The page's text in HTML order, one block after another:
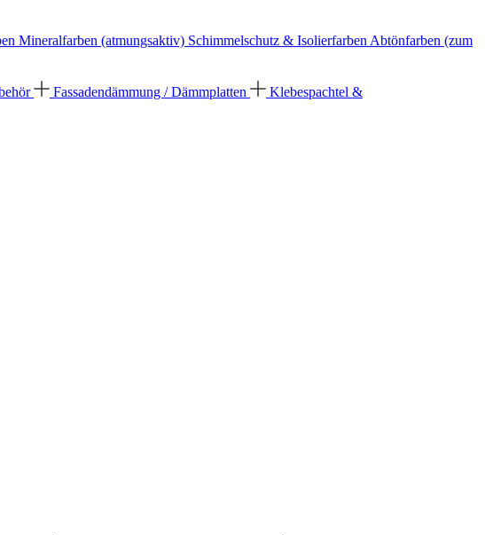
Mineralfarben (atmungsaktiv) Schimmelschutz & Isolierfarben Abtönfarben (zum
Fassadendämmung / Dämmplatten
Klebespachtel &